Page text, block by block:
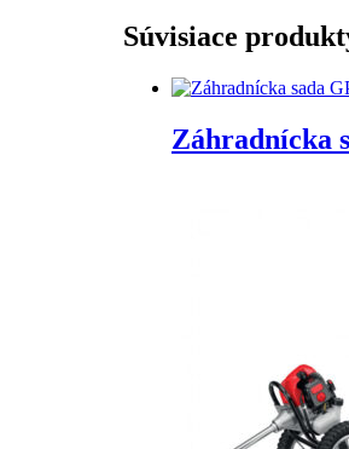
Súvisiace
Záhradnícka